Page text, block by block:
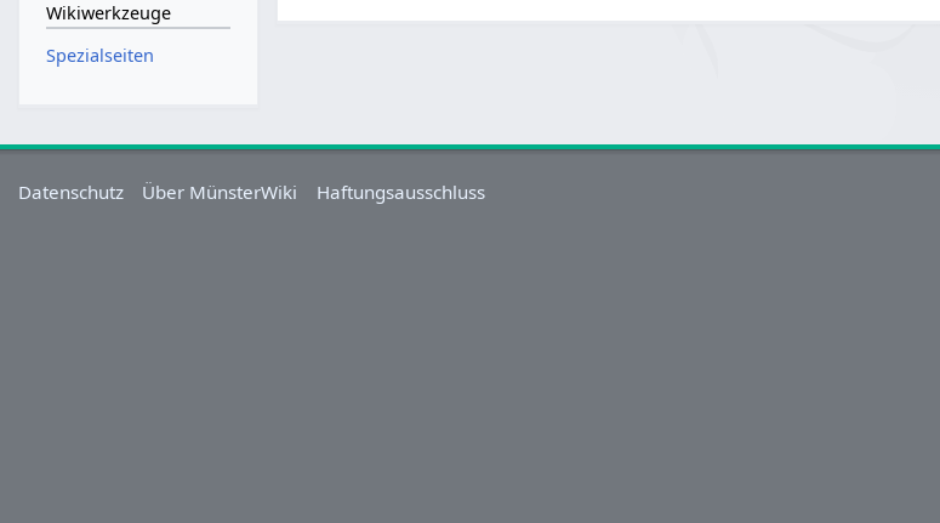
Wikiwerkzeuge
Spezialseiten
Datenschutz Über MünsterWiki Haftungsausschluss